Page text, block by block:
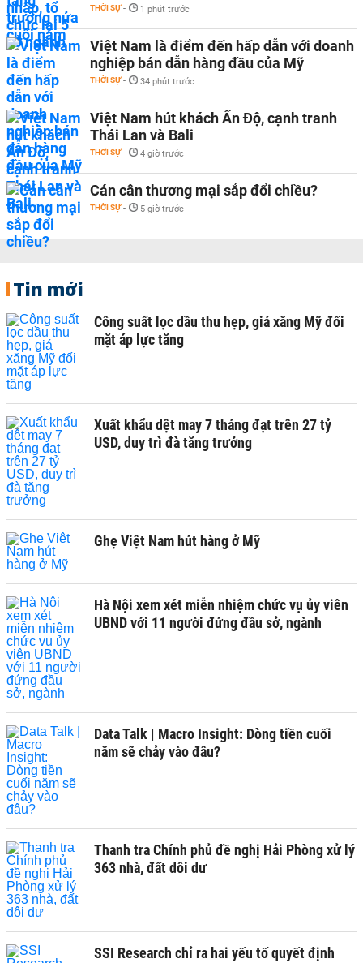
THỜI SỰ - 1 phút trước
Việt Nam là điểm đến hấp dẫn với doanh
nghiệp bán dẫn hàng đầu của Mỹ
THỜI SỰ - 34 phút trước
Việt Nam hút khách Ấn Độ, cạnh tranh
Thái Lan và Bali
THỜI SỰ - 4 giờ trước
Cán cân thương mại sắp đổi chiều?
THỜI SỰ - 5 giờ trước
Tin mới
Công suất lọc dầu thu hẹp, giá xăng Mỹ đối
mặt áp lực tăng
Xuất khẩu dệt may 7 tháng đạt trên 27 tỷ
USD, duy trì đà tăng trưởng
Ghẹ Việt Nam hút hàng ở Mỹ
Hà Nội xem xét miễn nhiệm chức vụ ủy viên
UBND với 11 người đứng đầu sở, ngành
Data Talk | Macro Insight: Dòng tiền cuối
năm sẽ chảy vào đâu?
Thanh tra Chính phủ đề nghị Hải Phòng xử lý
363 nhà, đất dôi dư
SSI Research chỉ ra hai yếu tố quyết định